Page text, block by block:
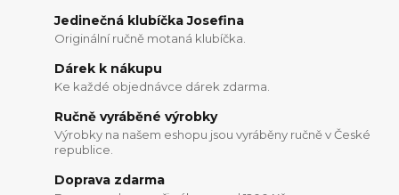
Jedinečná klubíčka Josefina
Originální ručně motaná klubíčka.
Dárek k nákupu
Ke každé objednávce dárek zdarma.
Ručně vyráběné výrobky
Výrobky na našem eshopu jsou vyráběny ručně v České
republice.
Doprava zdarma